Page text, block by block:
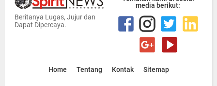
Beritanya Lugas, Jujur dan
Dapat Dipercaya.
media berikut:
Home Tentang Kontak Sitemap